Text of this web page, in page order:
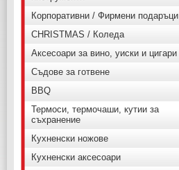
Корпоративни / Фирмени подаръци
CHRISTMAS / Коледа
Аксесоари за вино, уиски и цигари
Съдове за готвене
BBQ
Термоси, термочаши, кутии за
съхранение
Кухненски ножове
Кухненски аксесоари